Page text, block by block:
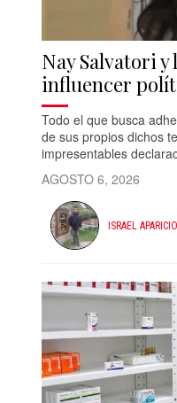
Nay Salvatori
influencer
Todo el que busca
de sus propios dichos
impresentables
AGOSTO 6, 2026
ISRAEL APARICIO